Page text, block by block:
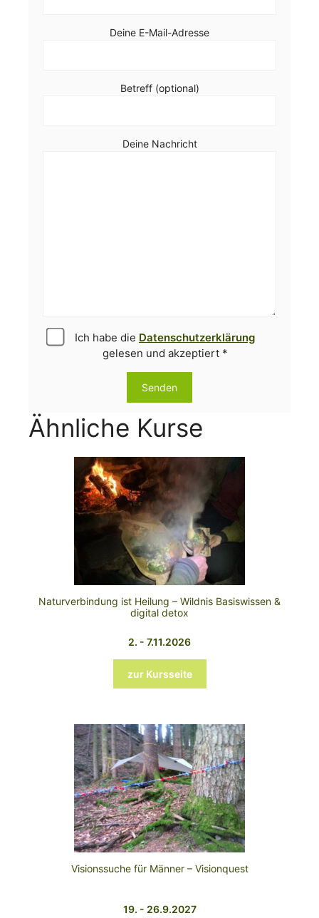
Deine E-Mail-Adresse
Betreff (optional)
Deine Nachricht
Ich habe die Datenschutzerklärung
gelesen und akzeptiert *
Ähnliche Kurse
Naturverbindung ist Heilung – Wildnis Basiswissen &
digital detox
2. - 7.11.2026
zur Kursseite
Visionssuche für Männer – Visionquest
19. - 26.9.2027